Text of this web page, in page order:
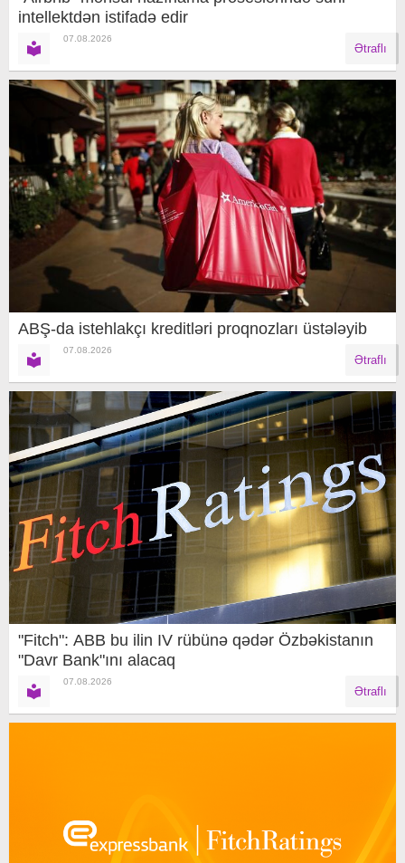
intellektdən istifadə edir
07.08.2026
Ətraflı
ABŞ-da istehlakçı kreditləri proqnozları üstələyib
07.08.2026
Ətraflı
"Fitch": ABB bu ilin IV rübünə qədər Özbəkistanın
"Davr Bank"ını alacaq
07.08.2026
Ətraflı